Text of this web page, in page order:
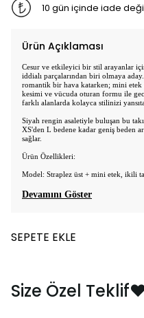
10 gün içinde iade
Ürün Açıklaması
Cesur ve etkileyici bir stil arayanlar
iddialı parçalarından biri olmaya
romantik bir hava katarken; mini etek
kesimi ve vücuda oturan formu ile
farklı alanlarda kolayca stilinizi
Siyah rengin asaletiyle buluşan bu
XS'den L bedene kadar geniş beden
sağlar.
Ürün Özellikleri:
Model: Straplez üst + mini etek, ikili
Devamını Göster
SEPETE EKLE
Size Özel